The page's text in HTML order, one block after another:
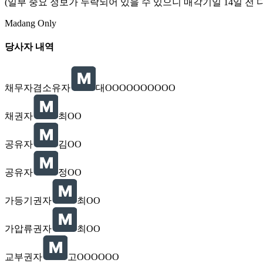
(일부 중요 정보가 누락되어 있을 수 있으니 매각기일 14일 전
Madang Only
당사자 내역
채무자겸소유자 대OOOOOOOOOO
채권자 최OO
공유자 김OO
공유자 정OO
가등기권자 최OO
가압류권자 최OO
교부권자 고OOOOOO